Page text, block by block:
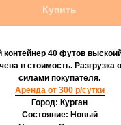
Купить
контейнер 40 футов
в стоимость. Разгрузка
силами покупателя.
Аренда от 300 р/сутки
Город: Курган
Состояние: Новый